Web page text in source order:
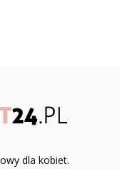
dla kobiet.